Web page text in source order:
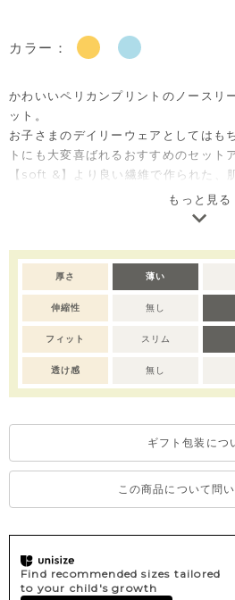
カラー：
かわいいペリカンプリントのノースリ
ット。
お子さまのデイリーウェアとしてはも
トにも大変喜ばれるおすすめのセット
【soft &】より良い繊維で作られた、
赤ちゃんの肌に優しい素材で作りました
80-90サイズ：部分ボタン有り、100-
※デリケートな素材を使用しているた
えいただくことをおすすめします。
※撮影･モニター環境等により実際の
もっと見る
厚さ 薄い
伸縮性 無し
フィット スリム
透け感 無し
ギフト包装につ
この商品について問
Find recommended sizes tailored
to your child's growth